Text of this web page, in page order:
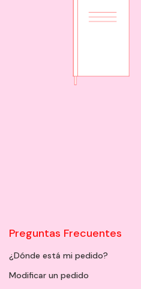
Preguntas Frecuentes
¿Dónde está mi pedido?
Modificar un pedido